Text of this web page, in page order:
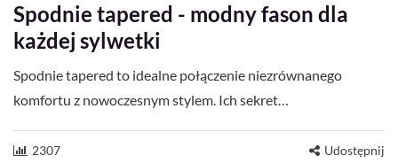
Spodnie tapered - modny fason dla
każdej sylwetki
Spodnie tapered to idealne połączenie niezrównanego
komfortu z nowoczesnym stylem. Ich sekret…
2307 Udostępnij